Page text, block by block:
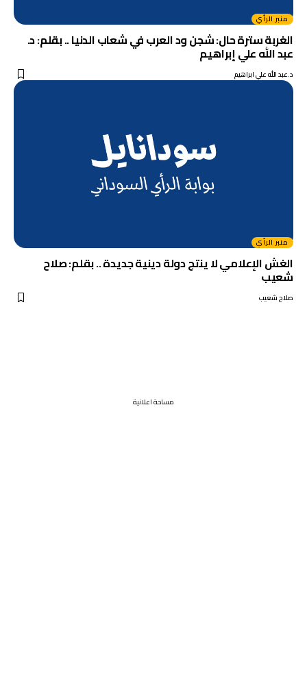
منبر الرأي
الغربة سترة حال: شجن ود العرب في شعاب الدنيا .. بقلم: د.
عبد الله علي إبراهيم
د.عبد الله علي ابراهيم
منبر الرأي
الغش الإعلامي لا ينتج دولة دينية جديدة .. بقلم: صلاح
شعيب
صلاح شعيب
مساحة اعلانية